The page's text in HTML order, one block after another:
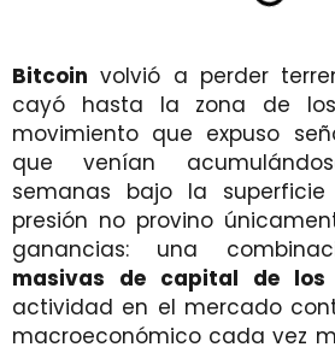
Bitcoin volvió a perder
cayó hasta la zona de
movimiento que expuso
que venían
semanas bajo la
presión no provino
ganancias: una
masivas de capital de los
actividad en el mercado
macroeconómico cada vez